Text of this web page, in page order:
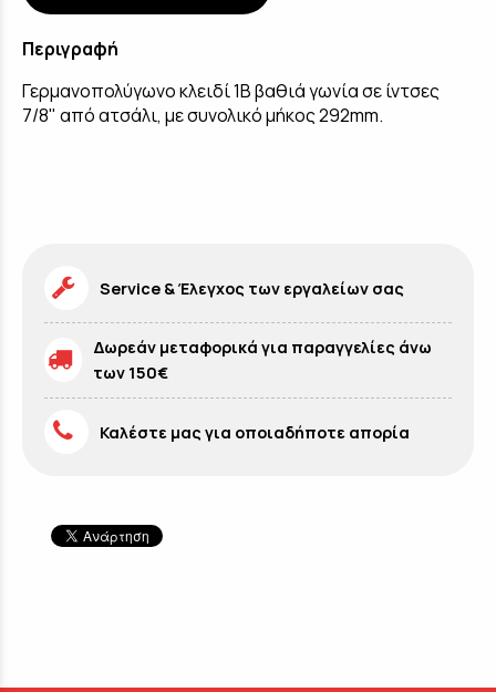
Περιγραφή
Γερμανοπολύγωνο κλειδί 1B βαθιά γωνία σε ίντσες
7/8" από ατσάλι, με συνολικό μήκος 292mm.
Service & Έλεγχος των εργαλείων σας
Δωρεάν μεταφορικά για παραγγελίες άνω
των 150€
Καλέστε μας για οποιαδήποτε απορία